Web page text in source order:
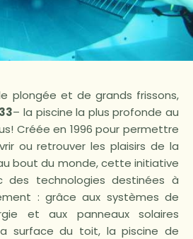
plongée et de grands frissons,
– la piscine la plus profonde au
Créée en 1996 pour permettre
ou retrouver les plaisirs de la
bout du monde, cette initiative
technologies destinées à
: grâce aux systèmes de
et aux panneaux solaires
surface du toit, la piscine de